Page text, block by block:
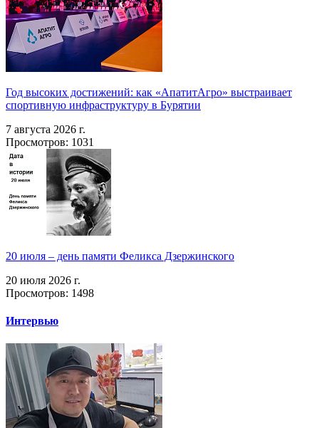
Год высоких достижений: как «АпатитАгро» выстраивает
спортивную инфраструктуру в Бурятии
7 августа 2026 г.
Просмотров: 1031
20 июля – день памяти Феликса Дзержинского
20 июля 2026 г.
Просмотров: 1498
Интервью